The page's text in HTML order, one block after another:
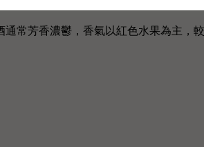
通常芳香濃鬱，香氣以紅色水果為主